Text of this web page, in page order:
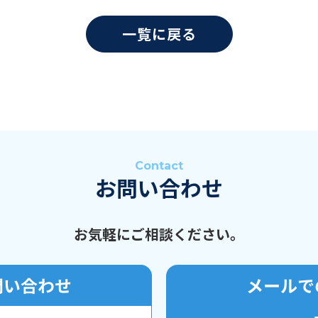
一覧に戻る
Contact
お問い合わせ
お気軽にご相談ください。